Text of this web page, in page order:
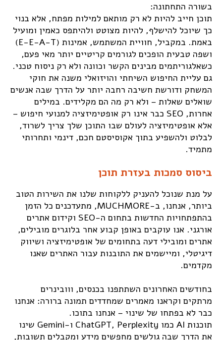
בשורה התחתונה:
תוכן חייב להיות לא רק מותאם למילות מפתח, אלא בנוי
כך שיוכל להישלף, להיות מצוטט ולהיתפס כאמין ומועיל
באמת. במקביל, חוויית המשתמש, אמינות (E-E-A-T)
ושפה טבעית הופכים לגורמים קריטיים יותר מאי פעם,
כשאלגוריתמים מבינים הקשר וכוונה ולא רק ניסוח טכני.
גם עליית החיפוש השיחתי והויזואלי משנה את חוקי
המשחק ודורשת חשיבה רחבה יותר על הדרך שבה אנשים
שואלים שאלות – ולא רק מה הם מקלידים. במילים
אחרות, SEO כבר אינו רק אופטימיזציה למנועי חיפוש –
אלא אופטימיזציה לעולם שבו התוכן שלך צריך לשרוד,
לבלוט ולהשפיע בתוך אקוסיסטם חכם, דינמי ותחרותי
מתמיד.
ביסוס סמכות בעזרת תוכן
על מנת שנוכל להעניק ללקוחות שלנו את השירות הטוב
ביותר, אנחנו, ב-MUCHMORE, מתעדכנים כל הזמן
בהתפתחויות החדשות בתחום ה-SEO וקידום אתרים
אורגני. אנו עוקבים באופן קבוע אחר בלוגרים מובילים,
אתרים ומובילי דעה בתחומים של אופטימיזציה ושיווק
דיגיטלי, ומיישמים את התובנות עבור האתרים שאנו
מקדמים.
בחודשים האחרונים השתתפנו בכנסים, ווובינרים
מרתקים וקראנו מאמרים שמחדדים תמונה ברורה: אנחנו
כבר לא בפתחו של שינוי – אנחנו בתוכו.
תוכנות AI כמו ChatGPT, Perplexity ו-Gemini שינו
את הדרך שבה גולשים מחפשים מידע ומקבלים תשובות,